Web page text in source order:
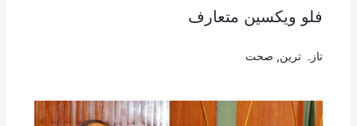
فلو ویکسین متعارف
تازہ ترین صحت